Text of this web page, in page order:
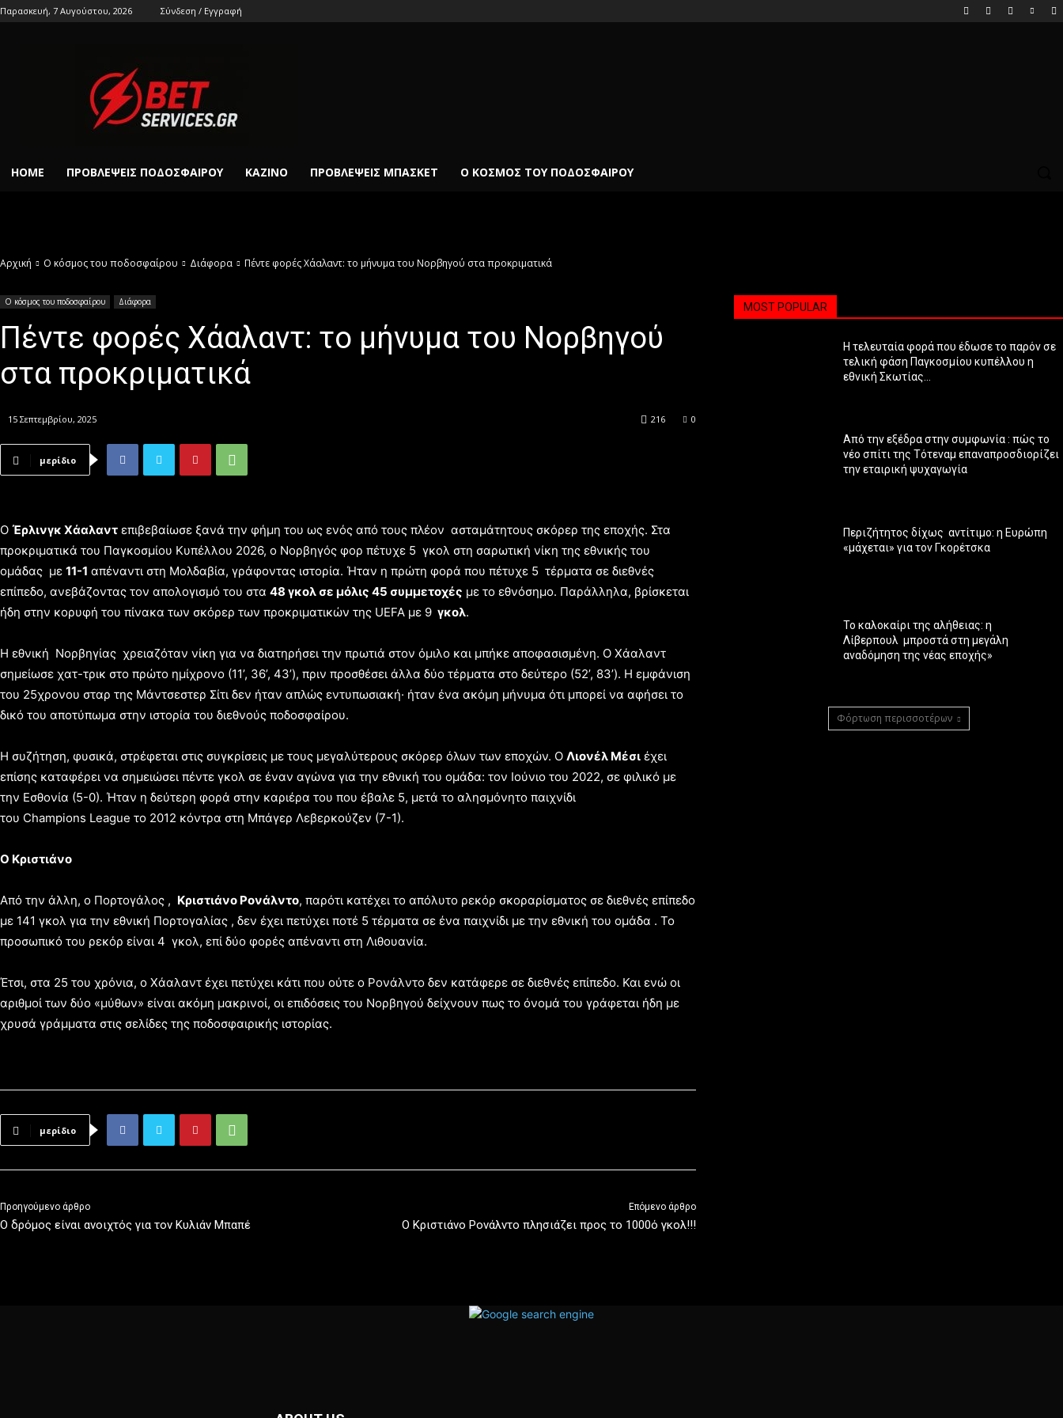
Παρασκευή, 7 Αυγούστου, 2026 Σύνδεση / Εγγραφή
HOME ΠΡΟΒΛΈΨΕΙΣ ΠΟΔΟΣΦΑΊΡΟΥ ΚΑΖΊΝΟ ΠΡΟΒΛΈΨΕΙΣ ΜΠΆΣΚΕΤ Ο ΚΌΣΜΟΣ ΤΟΥ ΠΟΔΟΣΦΑΊΡΟΥ
Αρχική Ο κόσμος του ποδοσφαίρου Διάφορα Πέντε φορές Χάαλαντ: το μήνυμα του Νορβηγού στα προκριματικά
Ο κόσμος του ποδοσφαίρου Διάφορα
Πέντε φορές Χάαλαντ: το μήνυμα του Νορβηγού
στα προκριματικά
15 Σεπτεμβρίου, 2025 0
216
μερίδιο
Ο Έρλινγκ Χάαλαντ επιβεβαίωσε ξανά την φήμη του ως ενός από τους πλέον ασταμάτητους σκόρερ της εποχής. Στα
προκριματικά του Παγκοσμίου Κυπέλλου 2026, ο Νορβηγός φορ πέτυχε 5 γκολ στη σαρωτική νίκη της εθνικής του
ομάδας με 11-1 απέναντι στη Μολδαβία, γράφοντας ιστορία. Ήταν η πρώτη φορά που πέτυχε 5 τέρματα σε διεθνές
επίπεδο, ανεβάζοντας τον απολογισμό του στα 48 γκολ σε μόλις 45 συμμετοχές με το εθνόσημο. Παράλληλα, βρίσκεται
ήδη στην κορυφή του πίνακα των σκόρερ των προκριματικών της UEFA με 9 γκολ.
Η εθνική Νορβηγίας χρειαζόταν νίκη για να διατηρήσει την πρωτιά στον όμιλο και μπήκε αποφασισμένη. Ο Χάαλαντ
σημείωσε χατ-τρικ στο πρώτο ημίχρονο (11’, 36’, 43’), πριν προσθέσει άλλα δύο τέρματα στο δεύτερο (52’, 83’). Η εμφάνιση
του 25χρονου σταρ της Μάντσεστερ Σίτι δεν ήταν απλώς εντυπωσιακή· ήταν ένα ακόμη μήνυμα ότι μπορεί να αφήσει το
δικό του αποτύπωμα στην ιστορία του διεθνούς ποδοσφαίρου.
Η συζήτηση, φυσικά, στρέφεται στις συγκρίσεις με τους μεγαλύτερους σκόρερ όλων των εποχών. Ο Λιονέλ Μέσι έχει
επίσης καταφέρει να σημειώσει πέντε γκολ σε έναν αγώνα για την εθνική του ομάδα: τον Ιούνιο του 2022, σε φιλικό με
την Εσθονία (5-0). Ήταν η δεύτερη φορά στην καριέρα του που έβαλε 5, μετά το αλησμόνητο παιχνίδι
του Champions League το 2012 κόντρα στη Μπάγερ Λεβερκούζεν (7-1).
O Κριστιάνο
Από την άλλη, ο Πορτογάλος , Κριστιάνο Ρονάλντο, παρότι κατέχει το απόλυτο ρεκόρ σκοραρίσματος σε διεθνές επίπεδο
με 141 γκολ για την εθνική Πορτογαλίας , δεν έχει πετύχει ποτέ 5 τέρματα σε ένα παιχνίδι με την εθνική του ομάδα . Το
προσωπικό του ρεκόρ είναι 4 γκολ, επί δύο φορές απέναντι στη Λιθουανία.
Έτσι, στα 25 του χρόνια, ο Χάαλαντ έχει πετύχει κάτι που ούτε ο Ρονάλντο δεν κατάφερε σε διεθνές επίπεδο. Και ενώ οι
αριθμοί των δύο «μύθων» είναι ακόμη μακρινοί, οι επιδόσεις του Νορβηγού δείχνουν πως το όνομά του γράφεται ήδη με
χρυσά γράμματα στις σελίδες της ποδοσφαιρικής ιστορίας.
μερίδιο
Προηγούμενο άρθρο
Ο δρόμος είναι ανοιχτός για τον Κυλιάν Μπαπέ
Επόμενο άρθρο
O Κριστιάνο Ρονάλντο πλησιάζει προς το 1000ό γκολ!!!
MOST POPULAR
Η τελευταία φορά που έδωσε το παρόν σε
τελική φάση Παγκοσμίου κυπέλλου η
εθνική Σκωτίας…
Από την εξέδρα στην συμφωνία : πώς το
νέο σπίτι της Τότεναμ επαναπροσδιορίζει
την εταιρική ψυχαγωγία
Περιζήτητος δίχως αντίτιμο: η Ευρώπη
«μάχεται» για τον Γκορέτσκα
Το καλοκαίρι της αλήθειας: η
Λίβερπουλ μπροστά στη μεγάλη
αναδόμηση της νέας εποχής»
Φόρτωση περισσοτέρων